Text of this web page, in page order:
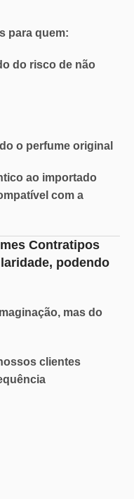
para quem:
do risco de não
o perfume original
ao importado
com a
Contratipos
, podendo
mas do
clientes